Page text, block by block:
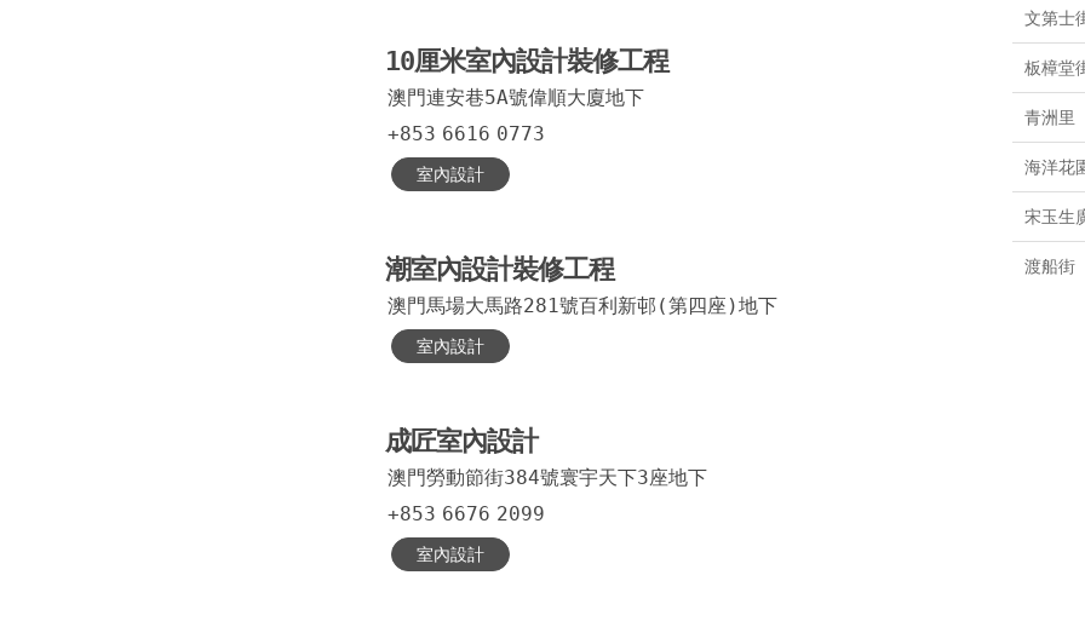
10厘米室內設計裝修工程
澳門連安巷5A號偉順大廈地下
+853 6616 0773
室內設計
潮室內設計裝修工程
澳門馬場大馬路281號百利新邨(第四座)地下
室內設計
成匠室內設計
澳門勞動節街384號寰宇天下3座地下
+853 6676 2099
室內設計
黑沙環
水坑尾
祐漢
白鴿巢
新口岸
文第士
板樟堂
青洲里
海洋花
宋玉生
渡船街